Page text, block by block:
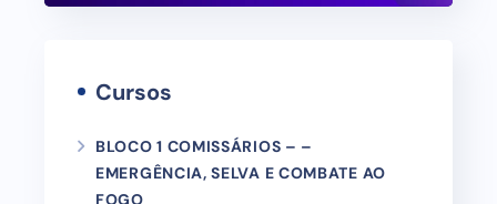
Cursos
BLOCO 1 COMISSÁRIOS – –
EMERGÊNCIA, SELVA E COMBATE AO
FOGO